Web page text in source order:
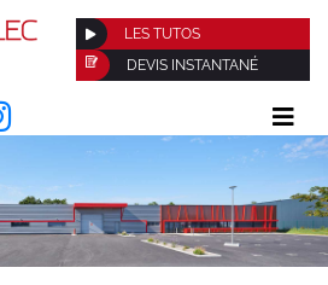
LES TUTOS
DEVIS INSTANTANÉ